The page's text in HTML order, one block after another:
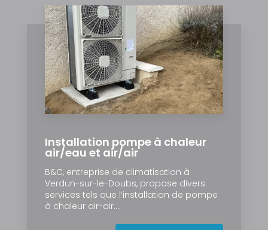
Installation pompe à chaleur
air/eau et air/air
B&C, entreprise de climatisation à
Verdun-sur-le-Doubs, propose divers
services tels que l’installation de pompe
à chaleur air-air....